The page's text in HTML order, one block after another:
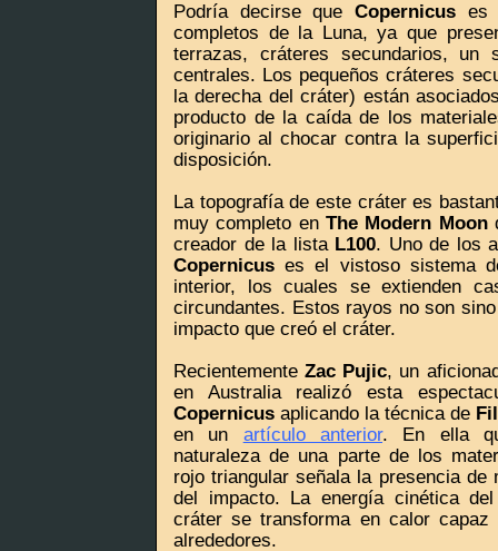
Podría decirse que Copernicus es
completos de la Luna, ya que
terrazas, cráteres secundarios,
centrales. Los pequeños cráteres
la derecha del cráter) están
producto de la caída de los
originario al chocar contra la
disposición.
La topografía de este cráter es
muy completo en The Modern Moon
creador de la lista L100. Uno de los
Copernicus es el vistoso sistema
interior, los cuales se extienden
circundantes. Estos rayos no son
impacto que creó el cráter.
RecientementeZac Pujic, un
en Australia realizó esta
Copernicus aplicando la técnica de
en un artículo anterior. En ella
naturaleza de una parte de los
rojo triangular señala la presencia de
del impacto. La energía cinética
cráter se transforma en calor
alrededores.